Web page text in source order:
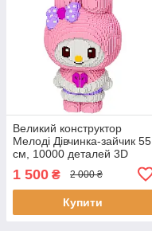
Великий конструктор
Мелоді Дівчинка-зайчик 55
см, 10000 деталей 3D
(My Melody)
1 500 ₴ 2 000 ₴
Купити